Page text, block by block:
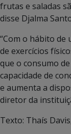
frutas e saladas
disse Djalma
“Com o hábito de
de exercícios
que o consumo
capacidade de
e aumenta a
diretor da
Texto: Thaís